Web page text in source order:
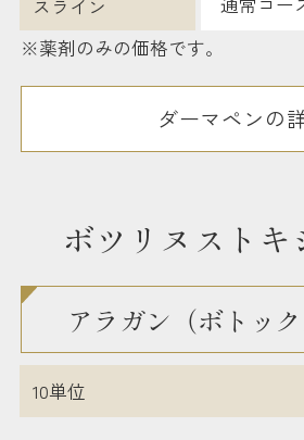
スライン
※薬剤のみの価格です。
ダーマペンの
ボツリヌストキ
アラガン（ボトッ
10単位